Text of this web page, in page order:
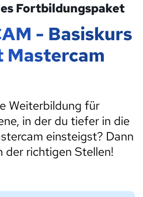
Fortbildungspaket
- Basiskurs
Mastercam
Weiterbildung für
in der du tiefer in die
einsteigst? Dann
der richtigen Stellen!